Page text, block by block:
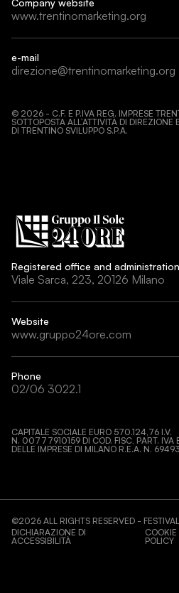
www.trentinomarketing.org
e-mail
direzione@trentinomarketing.org
© 2026 - C.F. E P.IVA REG. IMPRESE
SOTTOPOSTA ALL’ATTIVITÀ DI
DI TRENTINO SVILUPPO S.P.A.
Registered office and administration
Viale Sarca, 223, 20126 Milano
Website
www.gruppo24ore.com
Phone
02/06 3022.1
CAPITALE SOCIALE EURO 570.124,76 I.V.
N. 00777910159 DI COD. FISC, PART. IVA
DELLE IMPRESE DI MILANO R.E.A. N.
©2026 ALL RIGHTS RESERVED -
DICHIARAZIONE DI
ACCESSIBILITÀ
COOKIE
POLICY